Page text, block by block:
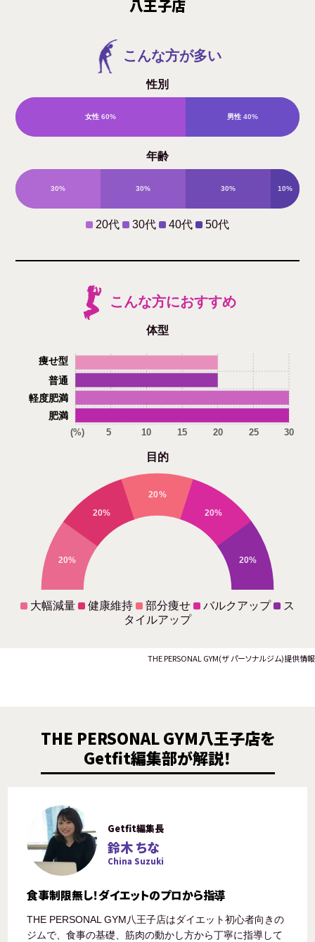
八王子店
こんな方が多い
性別
女性 60% 男性 40%
年齢
30% 30% 30% 10%
20代 30代 40代 50代
こんな方におすすめ
体型
肥満
軽度肥満
普通
痩せ型
(%) 5 10 15 20 25 30
目的
20%
20%
20%
20%
20%
大幅減量 健康維持 部分痩せ バルクアップ
ス
タイルアップ
THE PERSONAL GYM(ザ パーソナルジム)提供情報
THE PERSONAL GYM八王子店を
Getfit編集部が解説！
Getfit編集長
鈴木 ちな
China Suzuki
食事制限無し！ダイエットのプロから指導
THE PERSONAL GYM八王子店はダイエット初心者向きの
ジムで、食事の基礎、筋肉の動かし方から丁寧に指導して